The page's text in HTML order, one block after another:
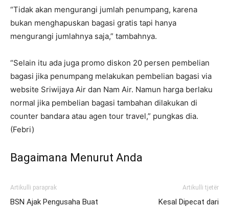
“Tidak akan mengurangi jumlah penumpang, karena
bukan menghapuskan bagasi gratis tapi hanya
mengurangi jumlahnya saja,” tambahnya.
“Selain itu ada juga promo diskon 20 persen pembelian
bagasi jika penumpang melakukan pembelian bagasi via
website Sriwijaya Air dan Nam Air. Namun harga berlaku
normal jika pembelian bagasi tambahan dilakukan di
counter bandara atau agen tour travel,” pungkas dia.
(Febri)
Bagaimana Menurut Anda
Artikulli paraprak
BSN Ajak Pengusaha Buat
Artikulli tjetër
Kesal Dipecat dari